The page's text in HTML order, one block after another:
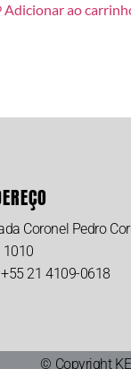
Adicionar ao
Coronel Pedro
1010
+55 21 4109-0618
© Copyright